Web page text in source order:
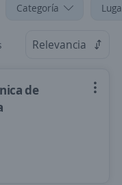
Categoría
Relevancia
de